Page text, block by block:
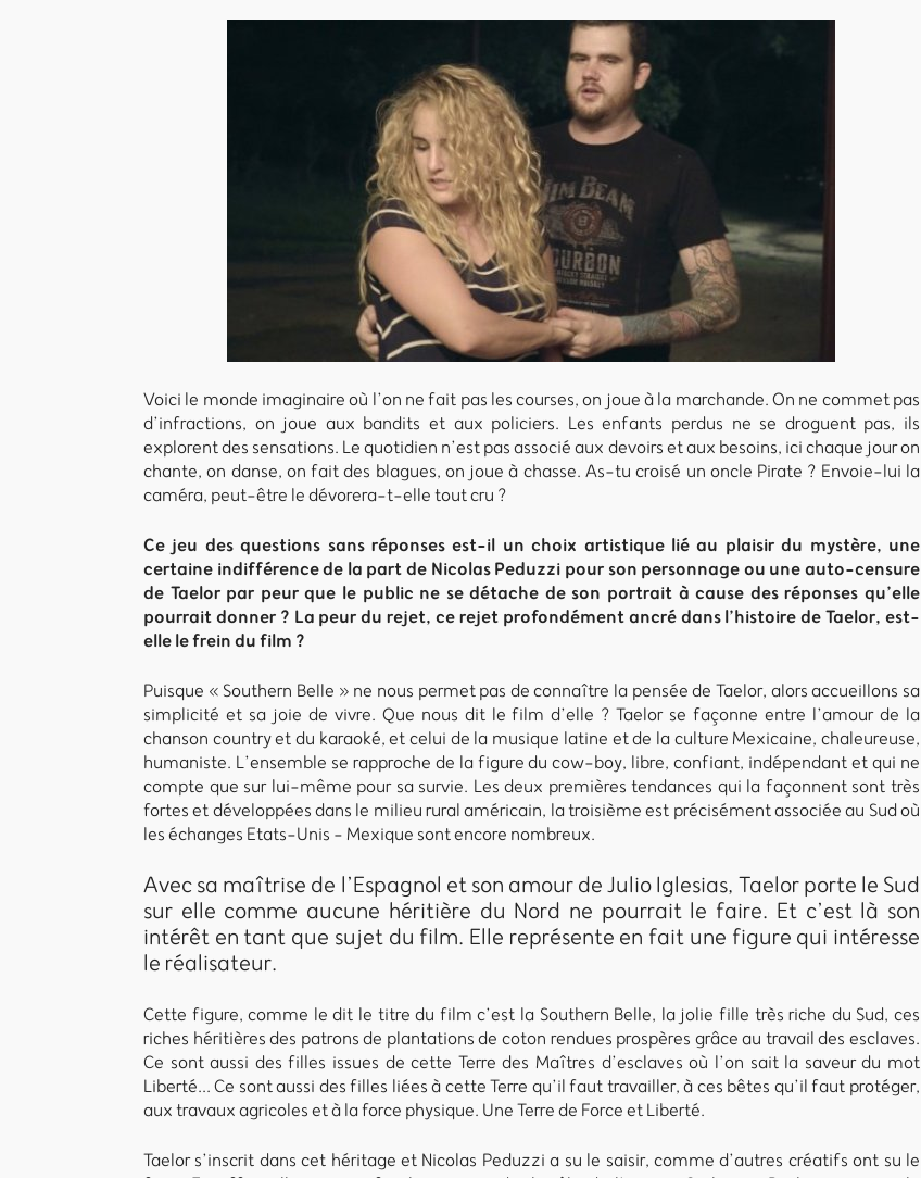
Voici le monde imaginaire où l’on ne fait pas les courses, on joue à la marchande. On ne commet pas
d’infractions, on joue aux bandits et aux policiers. Les enfants perdus ne se droguent pas, ils
explorent des sensations. Le quotidien n’est pas associé aux devoirs et aux besoins, ici chaque jour on
chante, on danse, on fait des blagues, on joue à chasse. As-tu croisé un oncle Pirate ? Envoie-lui la
caméra, peut-être le dévorera-t-elle tout cru ?
Ce jeu des questions sans réponses est-il un choix artistique lié au plaisir du mystère, une
certaine indifférence de la part de Nicolas Peduzzi pour son personnage ou une auto-censure
de Taelor par peur que le public ne se détache de son portrait à cause des réponses qu’elle
pourrait donner ? La peur du rejet, ce rejet profondément ancré dans l’histoire de Taelor, est-
elle le frein du film ?
Puisque « Southern Belle » ne nous permet pas de connaître la pensée de Taelor, alors accueillons sa
simplicité et sa joie de vivre. Que nous dit le film d’elle ? Taelor se façonne entre l’amour de la
chanson country et du karaoké, et celui de la musique latine et de la culture Mexicaine, chaleureuse,
humaniste. L’ensemble se rapproche de la figure du cow-boy, libre, confiant, indépendant et qui ne
compte que sur lui-même pour sa survie. Les deux premières tendances qui la façonnent sont très
fortes et développées dans le milieu rural américain, la troisième est précisément associée au Sud où
les échanges Etats-Unis - Mexique sont encore nombreux.
Avec sa maîtrise de l’Espagnol et son amour de Julio Iglesias, Taelor porte le Sud
sur elle comme aucune héritière du Nord ne pourrait le faire. Et c’est là son
intérêt en tant que sujet du film. Elle représente en fait une figure qui intéresse
le réalisateur.
Cette figure, comme le dit le titre du film c’est la Southern Belle, la jolie fille très riche du Sud, ces
riches héritières des patrons de plantations de coton rendues prospères grâce au travail des esclaves.
Ce sont aussi des filles issues de cette Terre des Maîtres d’esclaves où l’on sait la saveur du mot
Liberté... Ce sont aussi des filles liées à cette Terre qu’il faut travailler, à ces bêtes qu’il faut protéger,
aux travaux agricoles et à la force physique. Une Terre de Force et Liberté.
Taelor s’inscrit dans cet héritage et Nicolas Peduzzi a su le saisir, comme d’autres créatifs ont su le